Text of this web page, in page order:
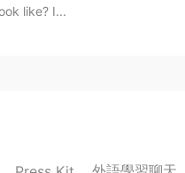
like? I...